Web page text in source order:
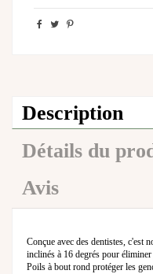
Description
Détails du
Avis
Conçue avec des dentistes, c'est
inclinés à 16 degrés pour
Poils à bout rond protéger les